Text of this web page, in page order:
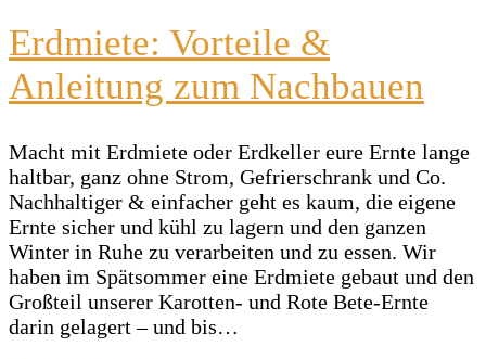
Erdmiete: Vorteile &
Anleitung zum Nachbauen
Macht mit Erdmiete oder Erdkeller eure Ernte lange
haltbar, ganz ohne Strom, Gefrierschrank und Co.
Nachhaltiger & einfacher geht es kaum, die eigene
Ernte sicher und kühl zu lagern und den ganzen
Winter in Ruhe zu verarbeiten und zu essen. Wir
haben im Spätsommer eine Erdmiete gebaut und den
Großteil unserer Karotten- und Rote Bete-Ernte
darin gelagert – und bis…